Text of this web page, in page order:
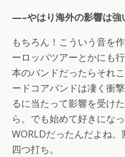
—–やはり海外の影響は強
もちろん！こういう音を
ーロッパツアーとかにも
本のバンドだったらそれ
ードコアバンドは凄く衝
るに当たって影響を受け
ら。でも始めて好きにな
WORLDだったんだよね
四つ打ち。